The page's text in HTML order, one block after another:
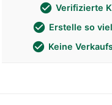
check_circle Verifizierte
check_circle Erstelle so
check_circle Keine